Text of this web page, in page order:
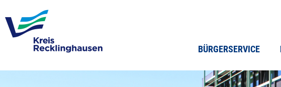
BÜRGERSERVICE